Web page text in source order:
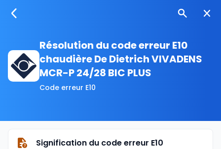
Résolution du code erreur E10
chaudière De Dietrich VIVADENS
MCR-P 24/28 BIC PLUS
Code erreur E10
Signification du code erreur E10